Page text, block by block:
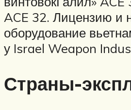
ACE 32. Лицензию и
оборудование
у Israel Weapon
Страны-